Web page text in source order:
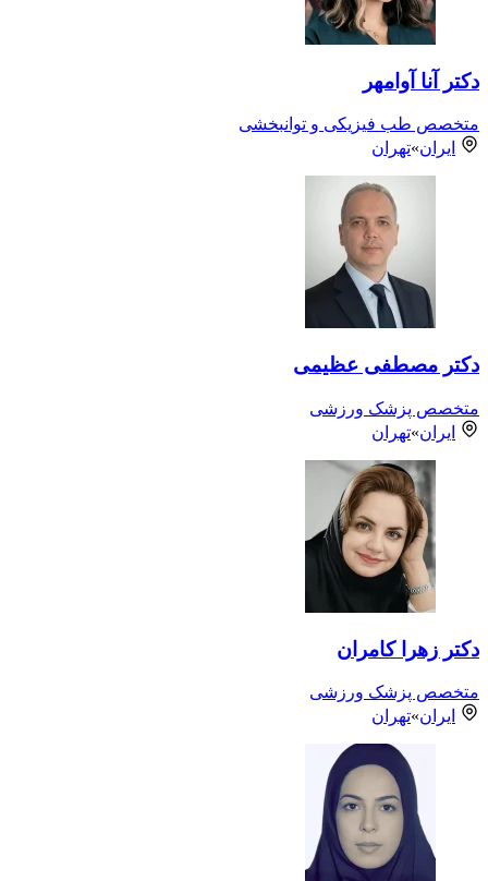
دکتر آنا آوامهر
متخصص طب فیزیکی و توانبخشی
ایران»تهران
دکتر مصطفی عظیمی
متخصص پزشک ورزشی
ایران»تهران
دکتر زهرا کامران
متخصص پزشک ورزشی
ایران»تهران